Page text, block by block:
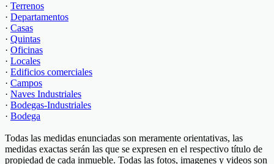
· Terrenos
· Departamentos
· Casas
· Quintas
· Oficinas
· Locales
· Edificios comerciales
· Campos
· Naves Industriales
· Bodegas-Industriales
· Bodega
Todas las medidas enunciadas son meramente orientativas, las
medidas exactas serán las que se expresen en el respectivo título de
propiedad de cada inmueble. Todas las fotos, imagenes y videos son